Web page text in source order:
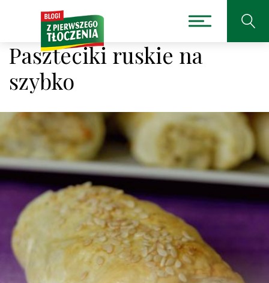
Paszteciki ruskie na
szybko